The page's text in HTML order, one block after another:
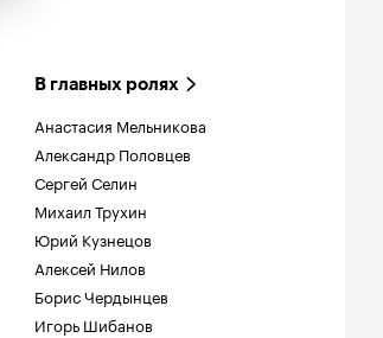
В главных ролях
Анастасия Мельникова
Александр Половцев
Сергей Селин
Михаил Трухин
Юрий Кузнецов
Алексей Нилов
Борис Чердынцев
Игорь Шибанов